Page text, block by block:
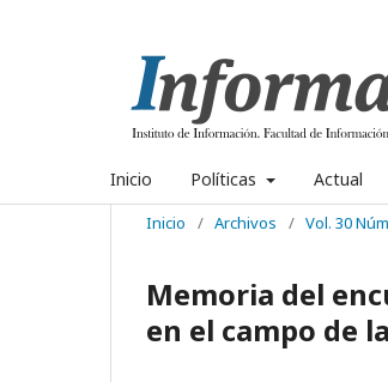
Inicio Políticas Actual
Inicio / Archivos / Vol. 30
Memoria del
en el campo de